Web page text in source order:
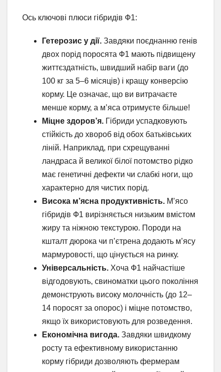
Ось ключові плюси гібридів Ф1:
Гетерозис у дії. Завдяки поєднанню генів
двох порід поросята Ф1 мають підвищену
життєздатність, швидший набір ваги (до
100 кг за 5–6 місяців) і кращу конверсію
корму. Це означає, що ви витрачаєте
менше корму, а м’яса отримуєте більше!
Міцне здоров’я. Гібриди успадковують
стійкість до хвороб від обох батьківських
ліній. Наприклад, при схрещуванні
ландраса й великої білої потомство рідко
має генетичні дефекти чи слабкі ноги, що
характерно для чистих порід.
Висока м’ясна продуктивність. М’ясо
гібридів Ф1 вирізняється низьким вмістом
жиру та ніжною текстурою. Породи на
кшталт дюрока чи п’єтрена додають м’ясу
мармуровості, що цінується на ринку.
Універсальність. Хоча Ф1 найчастіше
відгодовують, свиноматки цього покоління
демонструють високу молочність (до 12–
14 поросят за опорос) і міцне потомство,
якщо їх використовують для розведення.
Економічна вигода. Завдяки швидкому
росту та ефективному використанню
корму гібриди дозволяють фермерам